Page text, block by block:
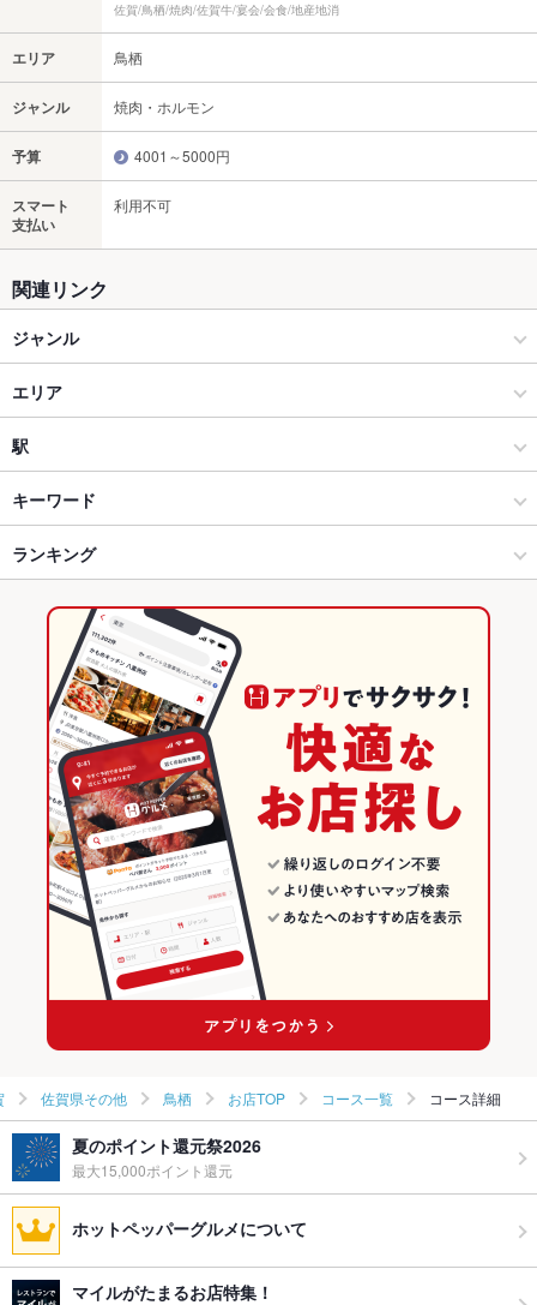
佐賀/鳥栖/焼肉/佐賀牛/宴会/会食/地産地消
エリア 鳥栖
ジャンル 焼肉・ホルモン
予算 4001～5000円
スマート
支払い
利用不可
関連リンク
ジャンル
焼肉・ホルモン
焼肉
佐賀県その他 × 焼肉・ホルモン
佐賀県その他 × 焼肉
鳥栖駅 × 焼肉・ホルモン
鳥栖駅 × 焼肉
エリア
鳥栖
鳥栖 × 焼肉・ホルモン
鳥栖 × 焼肉
佐賀 × 焼肉・ホルモン
佐賀 × 焼肉
駅
鳥栖駅
キーワード
エビ料理 レバー
ランキング
佐賀のグルメランキング
佐賀の焼肉・ホルモンランキング
佐賀県その他のグルメランキング
佐賀県その他の焼肉・ホルモンランキング
鳥栖のグルメランキング
鳥栖の焼肉・ホルモンランキング
佐賀県その他 鳥栖 お店TOP コース一覧 コース詳細
夏のポイント還元祭2026
最大15,000ポイント還元
ホットペッパーグルメについて
マイルがたまるお店特集！